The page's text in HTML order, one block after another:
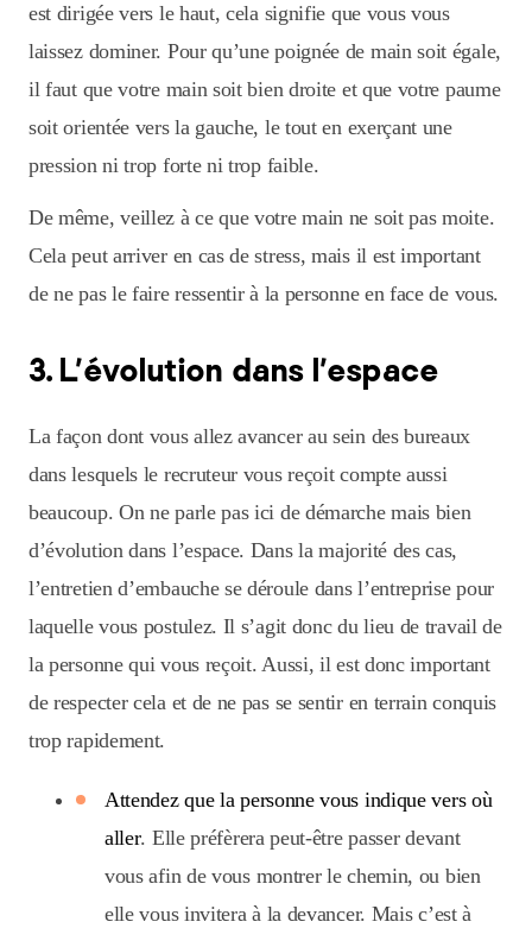
est dirigée vers le haut, cela signifie que vous vous
laissez dominer. Pour qu’une poignée de main soit égale,
il faut que votre main soit bien droite et que votre paume
soit orientée vers la gauche, le tout en exerçant une
pression ni trop forte ni trop faible.
De même, veillez à ce que votre main ne soit pas moite.
Cela peut arriver en cas de stress, mais il est important
de ne pas le faire ressentir à la personne en face de vous.
3. L’évolution dans l’espace
La façon dont vous allez avancer au sein des bureaux
dans lesquels le recruteur vous reçoit compte aussi
beaucoup. On ne parle pas ici de démarche mais bien
d’évolution dans l’espace. Dans la majorité des cas,
l’entretien d’embauche se déroule dans l’entreprise pour
laquelle vous postulez. Il s’agit donc du lieu de travail de
la personne qui vous reçoit. Aussi, il est donc important
de respecter cela et de ne pas se sentir en terrain conquis
trop rapidement.
Attendez que la personne vous indique vers où
aller. Elle préfèrera peut-être passer devant
vous afin de vous montrer le chemin, ou bien
elle vous invitera à la devancer. Mais c’est à